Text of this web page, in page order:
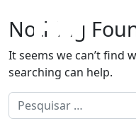
Main
Nothing
It seems we can’t find
searching can help.
Pesquisar por: